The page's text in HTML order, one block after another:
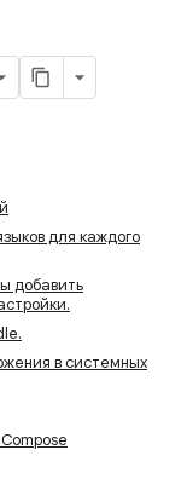
для каждого
добавить
в системных